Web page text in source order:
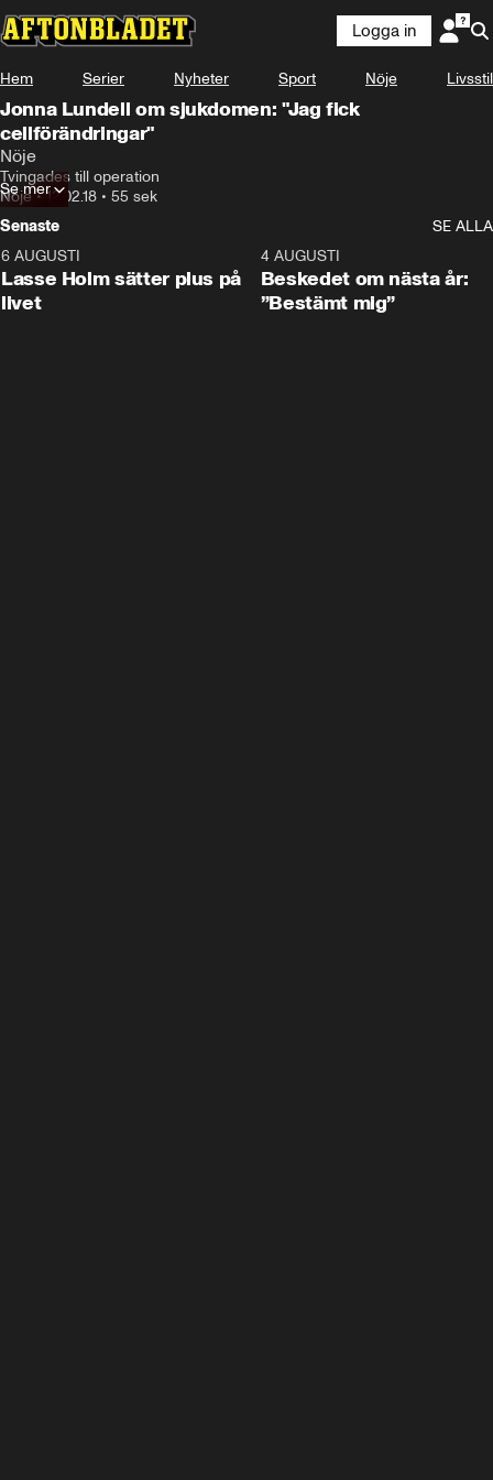
Logga in
Hem Serier Nyheter Sport Nöje Livsstil
Jonna Lundell om sjukdomen: "Jag fick
cellförändringar"
Nöje
Tvingades till operation
Nöje•12.02.18 • 55 sek
Se mer
Senaste
SE ALLA
6 AUGUSTI
Lasse Holm sätter plus på
livet
4 AUGUSTI
Beskedet om nästa år:
”Bestämt mig”